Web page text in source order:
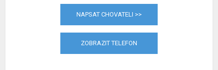
NAPSAT CHOVATELI >>
ZOBRAZIT TELEFON